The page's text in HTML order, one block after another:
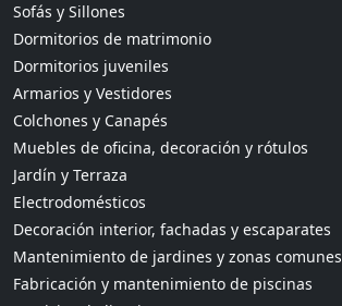
Sofás y Sillones
Dormitorios de matrimonio
Dormitorios juveniles
Armarios y Vestidores
Colchones y Canapés
Muebles de oficina, decoración y rótulos
Jardín y Terraza
Electrodomésticos
Decoración interior, fachadas y escaparates
Mantenimiento de jardines y zonas comunes
Fabricación y mantenimiento de piscinas